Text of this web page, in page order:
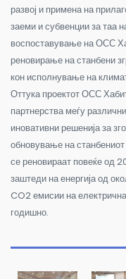
развој и примена на
заеми и субвенции за таа
воспоставување на ОСС
реновирање на станбени
кон исполнување на
Оттука проектот ОСС
партнерства меѓу
иновативни решенија за
обновување на
се реновираат повеќе од
заштеди на енергија од
CO2 емисии на
годишно.